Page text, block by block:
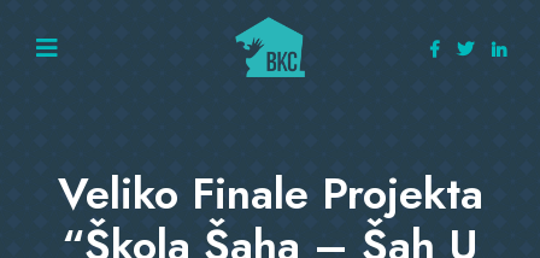
Veliko Finale Projekta